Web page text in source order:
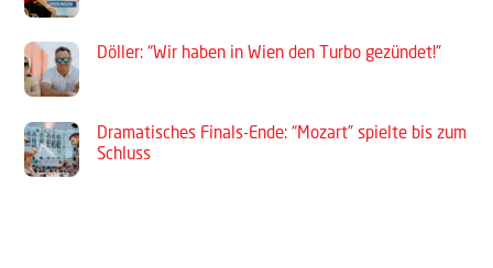
Döller: “Wir haben in Wien den Turbo gezündet!”
Dramatisches Finals-Ende: “Mozart” spielte bis zum
Schluss